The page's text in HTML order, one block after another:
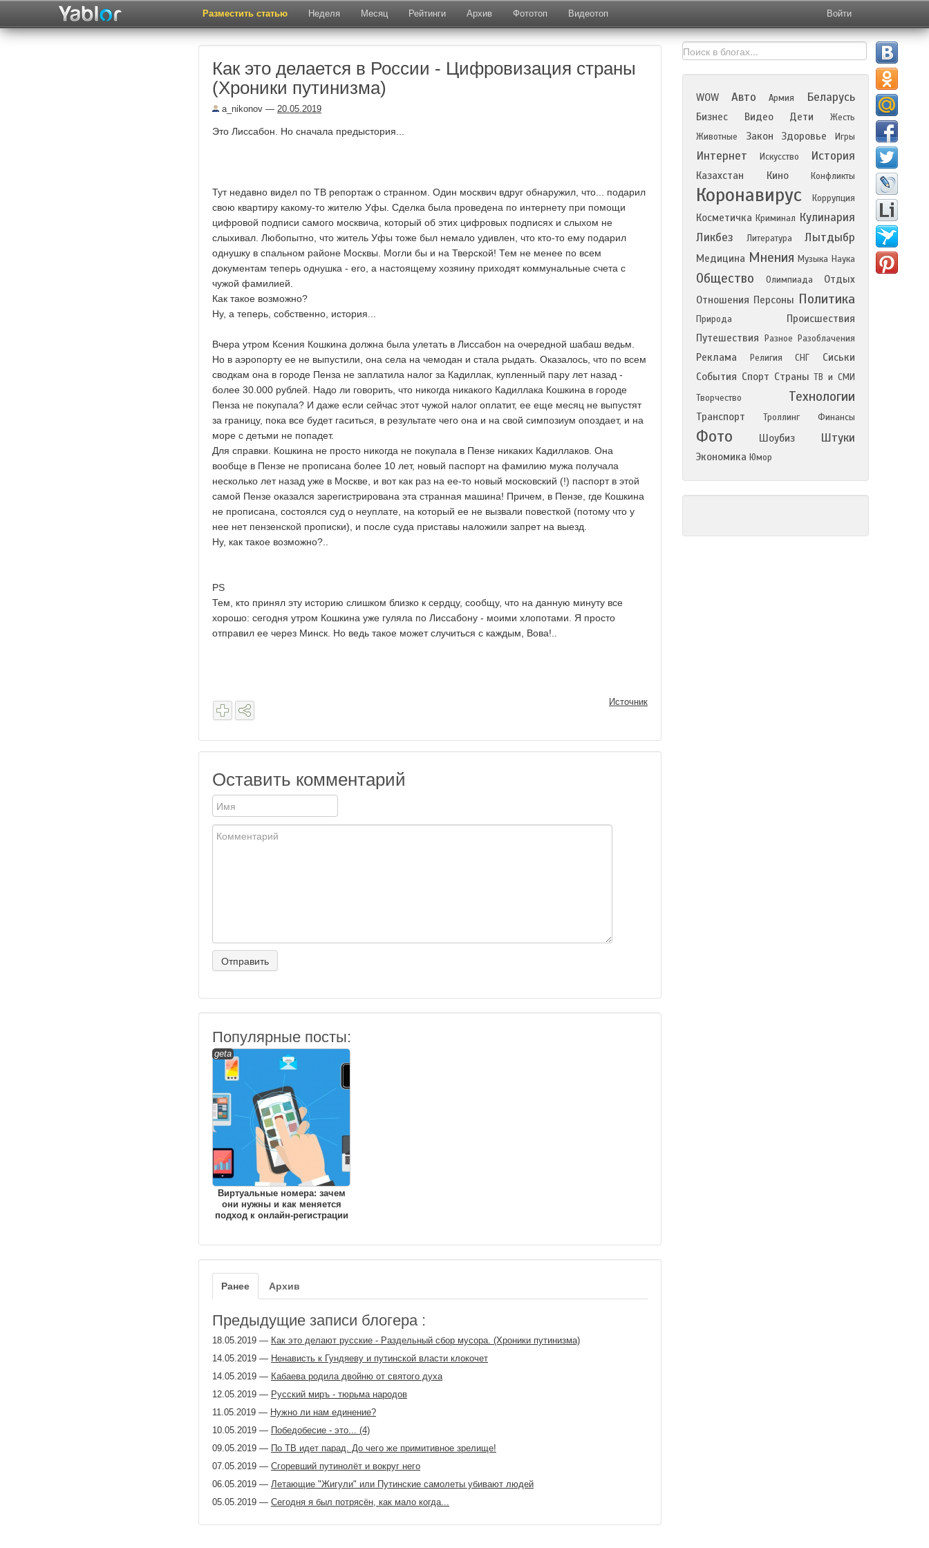
Разместить статью Неделя Месяц Рейтинги Архив Фототоп Видеотоп Войти
Как это делается в России - Цифровизация страны
(Хроники путинизма)
a_nikonov — 20.05.2019
Это Лиссабон. Но сначала предыстория...
Тут недавно видел по ТВ репортаж о странном. Один москвич вдруг обнаружил, что... подарил
свою квартиру какому-то жителю Уфы. Сделка была проведена по интернету при помощи
цифровой подписи самого москвича, который об этих цифровых подписях и слыхом не
слыхивал. Любопытно, что житель Уфы тоже был немало удивлен, что кто-то ему подарил
однушку в спальном районе Москвы. Могли бы и на Тверской! Тем не менее по всем
документам теперь однушка - его, а настоящему хозяину приходят коммунальные счета с
чужой фамилией.
Как такое возможно?
Ну, а теперь, собственно, история...
Вчера утром Ксения Кошкина должна была улетать в Лиссабон на очередной шабаш ведьм.
Но в аэропорту ее не выпустили, она села на чемодан и стала рыдать. Оказалось, что по всем
сводкам она в городе Пенза не заплатила налог за Кадиллак, купленный пару лет назад -
более 30.000 рублей. Надо ли говорить, что никогда никакого Кадиллака Кошкина в городе
Пенза не покупала? И даже если сейчас этот чужой налог оплатит, ее еще месяц не выпустят
за границу, пока все будет гаситься, в результате чего она и на свой симпозиум опоздает, и на
море с детьми не попадет.
Для справки. Кошкина не просто никогда не покупала в Пензе никаких Кадиллаков. Она
вообще в Пензе не прописана более 10 лет, новый паспорт на фамилию мужа получала
несколько лет назад уже в Москве, и вот как раз на ее-то новый московский (!) паспорт в этой
самой Пензе оказался зарегистрирована эта странная машина! Причем, в Пензе, где Кошкина
не прописана, состоялся суд о неуплате, на который ее не вызвали повесткой (потому что у
нее нет пензенской прописки), и после суда приставы наложили запрет на выезд.
Ну, как такое возможно?..
PS
Тем, кто принял эту историю слишком близко к сердцу, сообщу, что на данную минуту все
хорошо: сегодня утром Кошкина уже гуляла по Лиссабону - моими хлопотами. Я просто
отправил ее через Минск. Но ведь такое может случиться с каждым, Вова!..
Источник
Оставить комментарий
Популярные посты:
geta
Виртуальные номера: зачем
они нужны и как меняется
подход к онлайн-регистрации
Ранее Архив
Предыдущие записи блогера :
18.05.2019 — Как это делают русские - Раздельный сбор мусора. (Хроники путинизма)
14.05.2019 — Ненависть к Гундяеву и путинской власти клокочет
14.05.2019 — Кабаева родила двойню от святого духа
12.05.2019 — Русский миръ - тюрьма народов
11.05.2019 — Нужно ли нам единение?
10.05.2019 — Победобесие - это... (4)
09.05.2019 — По ТВ идет парад. До чего же примитивное зрелище!
07.05.2019 — Сгоревший путинолёт и вокруг него
06.05.2019 — Летающие "Жигули" или Путинские самолеты убивают людей
05.05.2019 — Сегодня я был потрясён, как мало когда...
WOW Авто Армия Беларусь
Бизнес Видео Дети
Жесть
Животные
Закон Здоровье Игры
Интернет Искусство История
Казахстан Кино Конфликты
Коронавирус Коррупция
Косметичка Криминал Кулинария
Ликбез
Литература Лытдыбр
Медицина Мнения Музыка Наука
Общество Олимпиада
Отдых
Отношения Персоны Политика
Природа
Происшествия
Путешествия
Разное Разоблачения
Реклама Религия СНГ
Сиськи
События Спорт Страны ТВ и СМИ
Творчество
Технологии
Транспорт Троллинг Финансы
Фото Шоубиз Штуки
Экономика Юмор